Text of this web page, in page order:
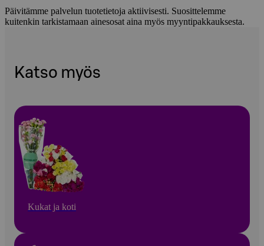
Päivitämme palvelun tuotetietoja aktiivisesti. Suosittelemme
kuitenkin tarkistamaan ainesosat aina myös myyntipakkauksesta.
Katso myös
Kukat ja koti